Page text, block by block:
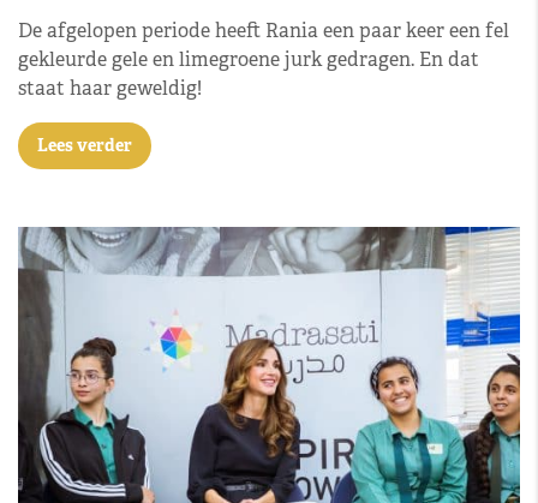
De afgelopen periode heeft Rania een paar keer een fel
gekleurde gele en limegroene jurk gedragen. En dat
staat haar geweldig!
Lees verder